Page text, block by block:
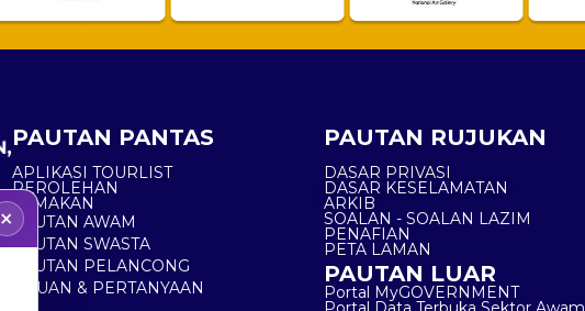
PAUTAN PANTAS
APLIKASI TOURLIST
PEROLEHAN
SEMAKAN
PAUTAN AWAM
PAUTAN SWASTA
PAUTAN PELANCONG
ADUAN & PERTANYAAN
PAUTAN RUJUKAN
DASAR PRIVASI
DASAR KESELAMATAN
ARKIB
SOALAN - SOALAN LAZIM
PENAFIAN
PETA LAMAN
PAUTAN LUAR
Portal MyGOVERNMENT
×